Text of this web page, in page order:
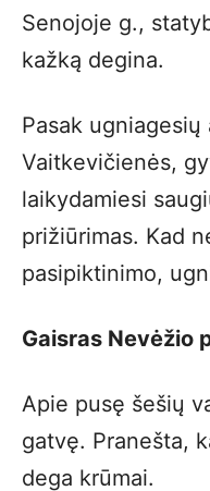
Senojoje g.,
kažką degina.
Pasak
Vaitkevičienės,
laikydamiesi
prižiūrimas. Kad
pasipiktinimo,
Gaisras Nevėžio
Apie pusę šešių
gatvę. Pranešta,
dega krūmai.